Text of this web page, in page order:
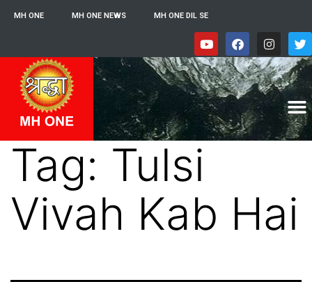
MH ONE MH ONE NEWS MH ONE DIL SE
Tag: Tulsi
Vivah Kab Hai